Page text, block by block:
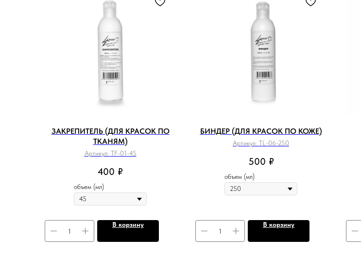
ЗАКРЕПИТЕЛЬ (ДЛЯ КРАСОК ПО
ТКАНЯМ)
Артикул: TF-01-45
400 ₽
объем (мл)
В корзину
БИНДЕР (ДЛЯ КРАСОК ПО КОЖЕ)
Артикул: TL-06-250
500 ₽
объем (мл)
В корзину